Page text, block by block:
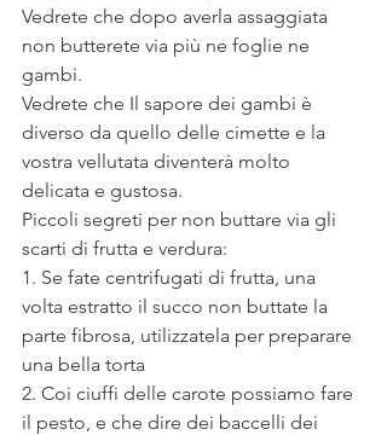
Vedrete che dopo averla assaggiata
non butterete via più ne foglie ne
gambi.
Vedrete che Il sapore dei gambi è
diverso da quello delle cimette e la
vostra vellutata diventerà molto
delicata e gustosa.
Piccoli segreti per non buttare via gli
scarti di frutta e verdura:
1. Se fate centrifugati di frutta, una
volta estratto il succo non buttate la
parte fibrosa, utilizzatela per preparare
una bella torta
2. Coi ciuffi delle carote possiamo fare
il pesto, e che dire dei baccelli dei